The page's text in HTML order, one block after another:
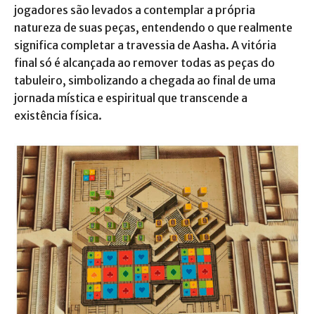
jogadores são levados a contemplar a própria
natureza de suas peças, entendendo o que realmente
significa completar a travessia de Aasha. A vitória
final só é alcançada ao remover todas as peças do
tabuleiro, simbolizando a chegada ao final de uma
jornada mística e espiritual que transcende a
existência física.